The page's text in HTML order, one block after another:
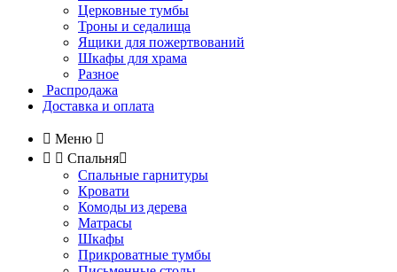
Церковные тумбы
Троны и седалища
Ящики для пожертвований
Шкафы для храма
Разное
Распродажа
Доставка и оплата
 Меню 
  Спальня
Спальные гарнитуры
Кровати
Комоды из дерева
Матрасы
Шкафы
Прикроватные тумбы